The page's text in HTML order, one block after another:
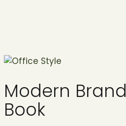
Modern Brand
Book